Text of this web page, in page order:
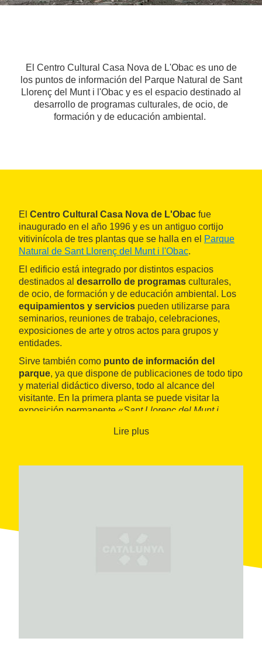
El Centro Cultural Casa Nova de L'Obac es uno de
los puntos de información del Parque Natural de Sant
Llorenç del Munt i l'Obac y es el espacio destinado al
desarrollo de programas culturales, de ocio, de
formación y de educación ambiental.
El Centro Cultural Casa Nova de L'Obac fue
inaugurado en el año 1996 y es un antiguo cortijo
vitivinícola de tres plantas que se halla en el Parque
Natural de Sant Llorenç del Munt i l'Obac.
El edificio está integrado por distintos espacios
destinados al desarrollo de programas culturales,
de ocio, de formación y de educación ambiental. Los
equipamientos y servicios pueden utilizarse para
seminarios, reuniones de trabajo, celebraciones,
exposiciones de arte y otros actos para grupos y
entidades.
Sirve también como punto de información del
parque, ya que dispone de publicaciones de todo tipo
y material didáctico diverso, todo al alcance del
visitante. En la primera planta se puede visitar la
exposición permanente «Sant Llorenç del Munt i
anticipadamente cumplimentando una ficha de
Lire plus